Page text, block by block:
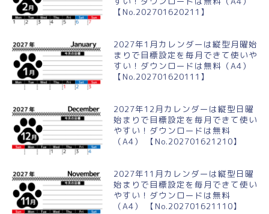
【No.202701620211】
2027年1月カレンダーは縦型月曜始
まりで目標設定を毎月できて使いや
すい！ダウンロードは無料（A4）
【No.202701620111】
2027年12月カレンダーは縦型日曜
始まりで目標設定を毎月できて使い
やすい！ダウンロードは無料
（A4） 【No.202701621210】
2027年11月カレンダーは縦型日曜
始まりで目標設定を毎月できて使い
やすい！ダウンロードは無料
（A4） 【No.202701621110】